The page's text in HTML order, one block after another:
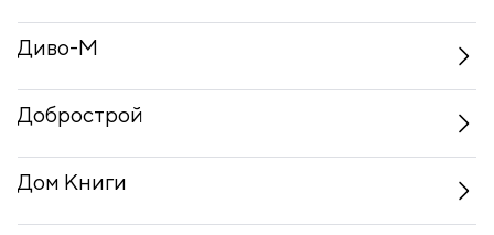
Диво-М
Добрострой
Дом Книги